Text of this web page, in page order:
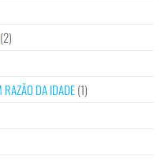
(2)
RAZÃO DA IDADE(1)